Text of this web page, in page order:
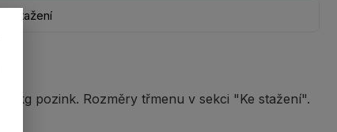
Ke stažení
kg pozink. Rozměry třmenu v sekci "Ke stažení".